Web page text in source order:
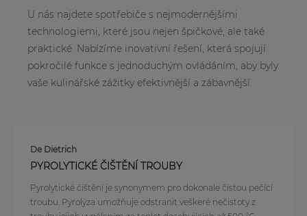
U nás najdete spotřebiče s nejmodernějšími
technologiemi, které jsou nejen špičkové, ale také
praktické. Nabízíme inovativní řešení, která spojují
pokročilé funkce s jednoduchým ovládáním, aby byly
vaše kulinářské zážitky efektivnější a zábavnější.
De Dietrich
PYROLYTICKÉ ČIŠTĚNÍ TROUBY
Pyrolytické čištění je synonymem pro dokonale čistou pečící
troubu. Pyrolýza umožňuje odstranit veškeré nečistoty z